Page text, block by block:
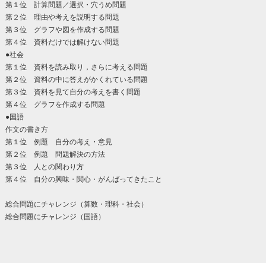
第１位 計算問題／選択・穴うめ問題
第２位 理由や考えを説明する問題
第３位 グラフや図を作成する問題
第４位 資料だけでは解けない問題
●社会
第１位 資料を読み取り，さらに考える問題
第２位 資料の中に答えがかくれている問題
第３位 資料を見て自分の考えを書く問題
第４位 グラフを作成する問題
●国語
作文の書き方
第１位 例題 自分の考え・意見
第２位 例題 問題解決の方法
第３位 人との関わり方
第４位 自分の興味・関心・がんばってきたこと
総合問題にチャレンジ（算数・理科・社会）
総合問題にチャレンジ（国語）